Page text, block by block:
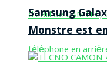
Samsung
Monstre est